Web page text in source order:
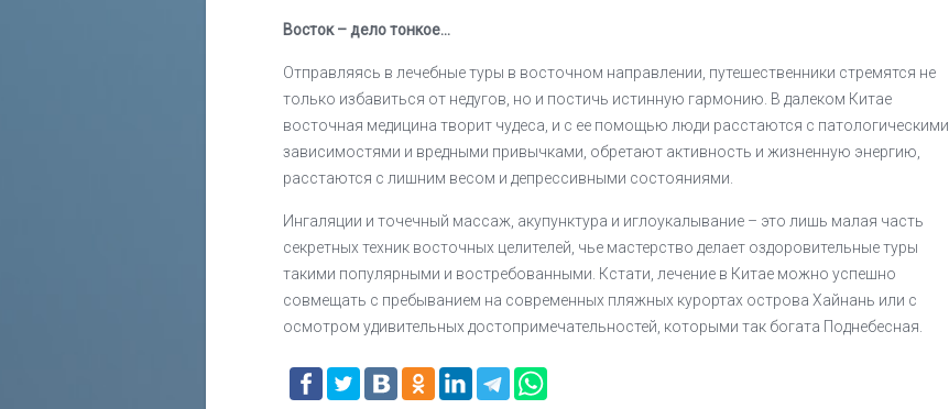
Восток – дело тонкое...
Отправляясь в лечебные туры в восточном направлении, путешественники стремятся не
только избавиться от недугов, но и постичь истинную гармонию. В далеком Китае
восточная медицина творит чудеса, и с ее помощью люди расстаются с патологическими
зависимостями и вредными привычками, обретают активность и жизненную энергию,
расстаются с лишним весом и депрессивными состояниями.
Ингаляции и точечный массаж, акупунктура и иглоукалывание – это лишь малая часть
секретных техник восточных целителей, чье мастерство делает оздоровительные туры
такими популярными и востребованными. Кстати, лечение в Китае можно успешно
совмещать с пребыванием на современных пляжных курортах острова Хайнань или с
осмотром удивительных достопримечательностей, которыми так богата Поднебесная.